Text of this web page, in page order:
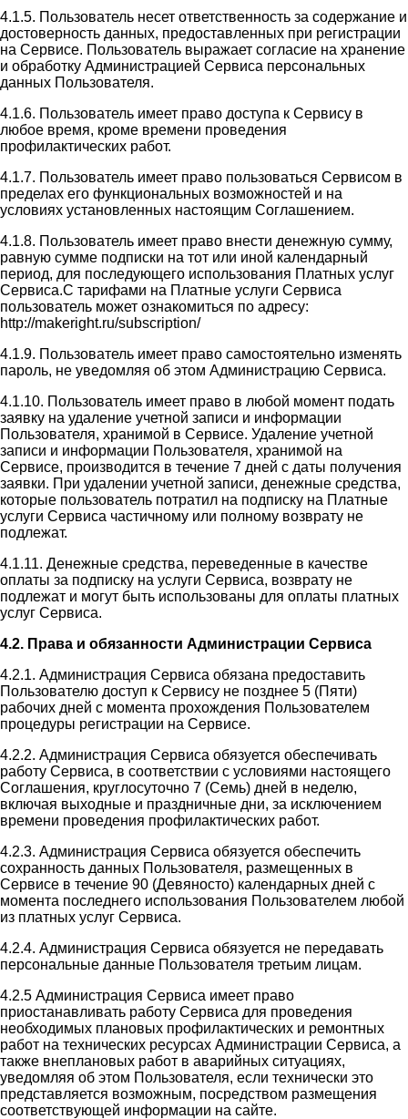
4.1.5. Пользователь несет ответственность за содержание и
достоверность данных, предоставленных при регистрации
на Сервисе. Пользователь выражает согласие на хранение
и обработку Администрацией Сервиса персональных
данных Пользователя.
4.1.6. Пользователь имеет право доступа к Сервису в
любое время, кроме времени проведения
профилактических работ.
4.1.7. Пользователь имеет право пользоваться Сервисом в
пределах его функциональных возможностей и на
условиях установленных настоящим Соглашением.
4.1.8. Пользователь имеет право внести денежную сумму,
равную сумме подписки на тот или иной календарный
период, для последующего использования Платных услуг
Сервиса.С тарифами на Платные услуги Сервиса
пользователь может ознакомиться по адресу:
http://makeright.ru/subscription/
4.1.9. Пользователь имеет право самостоятельно изменять
пароль, не уведомляя об этом Администрацию Сервиса.
4.1.10. Пользователь имеет право в любой момент подать
заявку на удаление учетной записи и информации
Пользователя, хранимой в Сервисе. Удаление учетной
записи и информации Пользователя, хранимой на
Сервисе, производится в течение 7 дней с даты получения
заявки. При удалении учетной записи, денежные средства,
которые пользователь потратил на подписку на Платные
услуги Сервиса частичному или полному возврату не
подлежат.
4.1.11. Денежные средства, переведенные в качестве
оплаты за подписку на услуги Сервиса, возврату не
подлежат и могут быть использованы для оплаты платных
услуг Сервиса.
4.2. Права и обязанности Администрации Сервиса
4.2.1. Администрация Сервиса обязана предоставить
Пользователю доступ к Сервису не позднее 5 (Пяти)
рабочих дней с момента прохождения Пользователем
процедуры регистрации на Сервисе.
4.2.2. Администрация Сервиса обязуется обеспечивать
работу Сервиса, в соответствии с условиями настоящего
Соглашения, круглосуточно 7 (Семь) дней в неделю,
включая выходные и праздничные дни, за исключением
времени проведения профилактических работ.
4.2.3. Администрация Сервиса обязуется обеспечить
сохранность данных Пользователя, размещенных в
Сервисе в течение 90 (Девяносто) календарных дней с
момента последнего использования Пользователем любой
из платных услуг Сервиса.
4.2.4. Администрация Сервиса обязуется не передавать
персональные данные Пользователя третьим лицам.
4.2.5 Администрация Сервиса имеет право
приостанавливать работу Сервиса для проведения
необходимых плановых профилактических и ремонтных
работ на технических ресурсах Администрации Сервиса, а
также внеплановых работ в аварийных ситуациях,
уведомляя об этом Пользователя, если технически это
представляется возможным, посредством размещения
соответствующей информации на сайте.